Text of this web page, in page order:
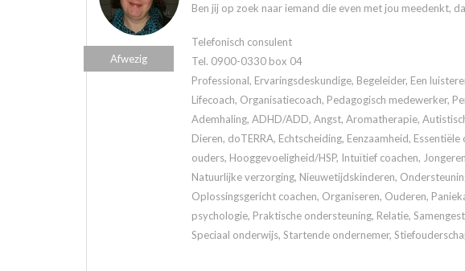
Ben jij op zoek naar iemand die even met jou meedenkt,
Telefonisch consulent
Tel. 0900-0330 box 04
Professional, Ervaringsdeskundige, Begeleider, Een
Lifecoach, Organisatiecoach, Pedagogisch medewerker,
Ademhaling, ADHD/ADD, Angst, Aromatherapie,
Dieren, doTERRA, Echtscheiding, Eenzaamheid,
ouders, Hooggevoeligheid/HSP, Intuïtief coachen,
Natuurlijke verzorging, Nieuwetijdskinderen,
Oplossingsgericht coachen, Organiseren, Ouderen,
psychologie, Praktische ondersteuning, Relatie,
Speciaal onderwijs, Startende ondernemer,
Afwezig